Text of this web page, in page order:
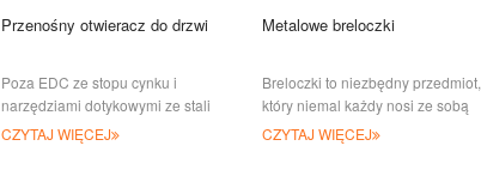
Przenośny otwieracz do drzwi
Poza EDC ze stopu cynku i
narzędziami dotykowymi ze stali
nierdzewnej, JIAN może
dostarczyć Ci plastikowe
CZYTAJ WIĘCEJ
Metalowe breloczki
Breloczki to niezbędny przedmiot,
który niemal każdy nosi ze sobą
na co dzień. Jeśli chcesz
reklamować swoją firmę w
CZYTAJ WIĘCEJ